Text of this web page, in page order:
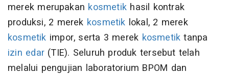
merek merupakan kosmetik hasil kontrak
produksi, 2 merek kosmetik lokal, 2 merek
kosmetik impor, serta 3 merek kosmetik tanpa
izin edar(TIE). Seluruh produk tersebut telah
melalui pengujian laboratorium BPOM dan